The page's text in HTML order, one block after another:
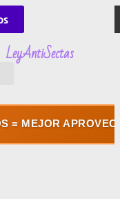
LeyAntiSectas
MEJOR